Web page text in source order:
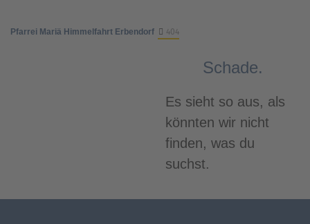
Pfarrei Mariä Himmelfahrt Erbendorf 404
Schade.
Es sieht so aus, als
könnten wir nicht
finden, was du
suchst.